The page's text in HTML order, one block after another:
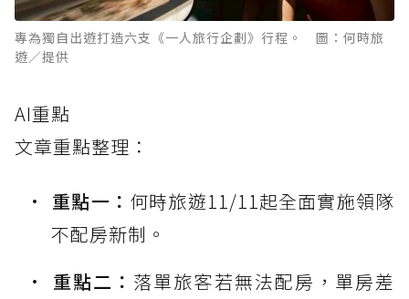
專為獨自出遊打造六支《一人旅行企劃》行程。 圖：何時旅
遊／提供
AI重點
文章重點整理：
重點一： 何時旅遊11/11起全面實施領隊
不配房新制。
重點二： 落單旅客若無法配房，單房差